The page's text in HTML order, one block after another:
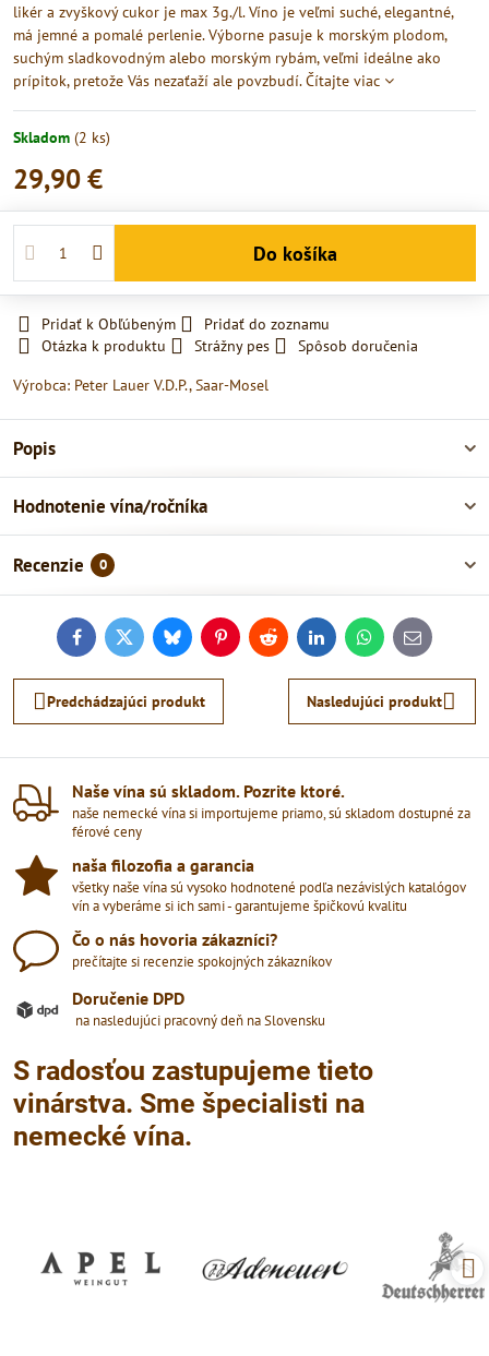
likér a zvyškový cukor je max 3g./l. Víno je veľmi suché, elegantné,
má jemné a pomalé perlenie. Výborne pasuje k morským plodom,
suchým sladkovodným alebo morským rybám, veľmi ideálne ako
prípitok, pretože Vás nezaťaží ale povzbudí.Čítajte viac
Skladom (2 ks)
29,90 €
Do košíka
Pridať k Obľúbeným
Pridať do zoznamu
Otázka k produktu
Strážny pes
Spôsob doručenia
Výrobca: Peter Lauer V.D.P., Saar-Mosel
Popis
Hodnotenie vína/ročníka
Recenzie 0
FacebookTwitterBlueskyPinterestReddit LinkedInWhatsApp
E-
mail
Predchádzajúci produkt Nasledujúci produkt
Naše vína sú skladom​. Pozrite ktoré​.
naše nemecké vína si importujeme priamo, sú skladom dostupné za
férové ceny
naša filozofia a garancia
všetky naše vína sú vysoko hodnotené podľa nezávislých katalógov
vín a vyberáme si ich sami - garantujeme špičkovú kvalitu
Čo o nás hovoria zákazníci?
prečítajte si recenzie spokojných zákazníkov
Doručenie DPD
na nasledujúci pracovný deň na Slovensku
S radosťou zastupujeme tieto
vinárstva. Sme špecialisti na
nemecké vína.